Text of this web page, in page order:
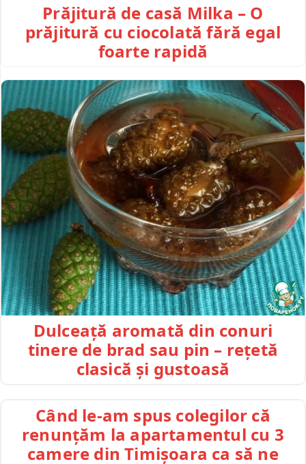
Prăjitură de casă Milka – O
prăjitură cu ciocolată fără egal
foarte rapidă
Dulceață aromată din conuri
tinere de brad sau pin – rețetă
clasică și gustoasă
Când le-am spus colegilor că
renunțăm la apartamentul cu 3
camere din Timișoara ca să ne